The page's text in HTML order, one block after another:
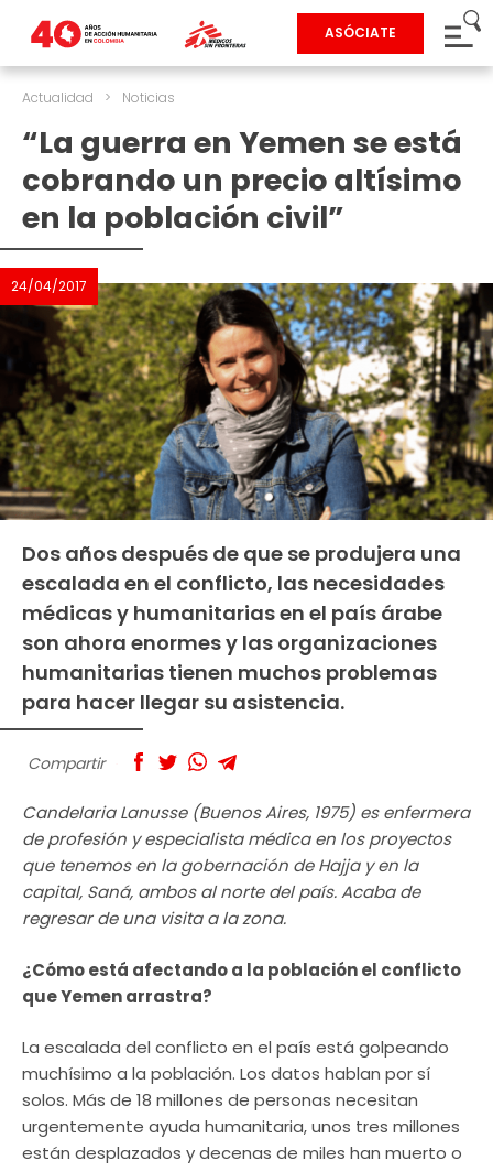
ASÓCIATE
Actualidad > Noticias
“La guerra en Yemen se está
cobrando un precio altísimo
en la población civil”
24/04/2017
Dos años después de que se produjera una
escalada en el conflicto, las necesidades
médicas y humanitarias en el país árabe
son ahora enormes y las organizaciones
humanitarias tienen muchos problemas
para hacer llegar su asistencia.
Compartir
Candelaria Lanusse (Buenos Aires, 1975) es enfermera
de profesión y especialista médica en los proyectos
que tenemos en la gobernación de Hajja y en la
capital, Saná, ambos al norte del país. Acaba de
regresar de una visita a la zona.
¿Cómo está afectando a la población el conflicto
que Yemen arrastra?
La escalada del conflicto en el país está golpeando
muchísimo a la población. Los datos hablan por sí
solos. Más de 18 millones de personas necesitan
urgentemente ayuda humanitaria, unos tres millones
están desplazados y decenas de miles han muerto o